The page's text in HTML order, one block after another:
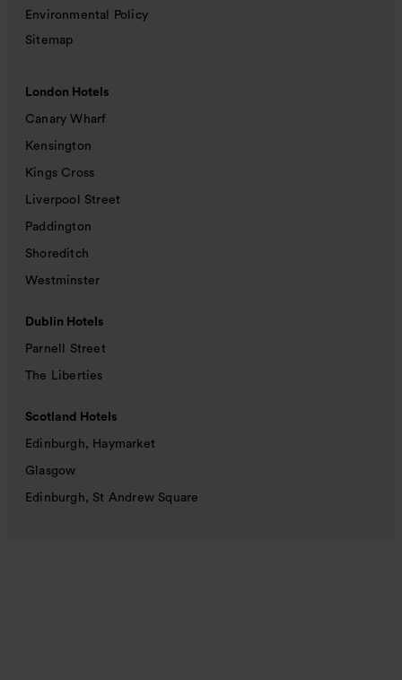
Environmental Policy
Sitemap
London Hotels
Canary Wharf
Kensington
Kings Cross
Liverpool Street
Paddington
Shoreditch
Westminster
Dublin Hotels
Parnell Street
The Liberties
Scotland Hotels
Edinburgh, Haymarket
Glasgow
Edinburgh, St Andrew Square